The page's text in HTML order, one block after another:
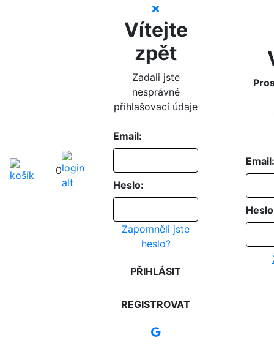
0
Vítejte
zpět
Zadali jste
nesprávné
přihlašovací údaje
Email:
Heslo:
Zapomněli jste
heslo?
PŘIHLÁSIT
REGISTROVAT
Email: